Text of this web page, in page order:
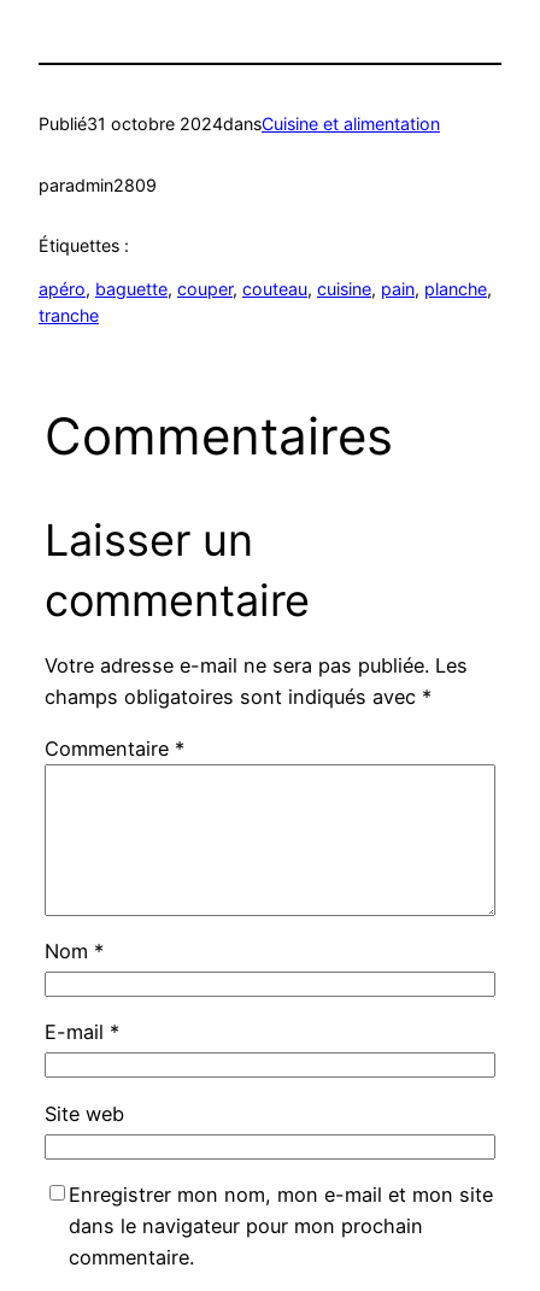
Publié31 octobre 2024dansCuisine et alimentation
paradmin2809
Étiquettes :
apéro, baguette, couper, couteau, cuisine, pain, planche
tranche
Commentaires
Laisser un
commentaire
Votre adresse e-mail ne sera pas publiée. Les
champs obligatoires sont indiqués avec *
Commentaire *
Nom *
E-mail *
Site web
Enregistrer mon nom, mon e-mail et mon site
dans le navigateur pour mon prochain
commentaire.